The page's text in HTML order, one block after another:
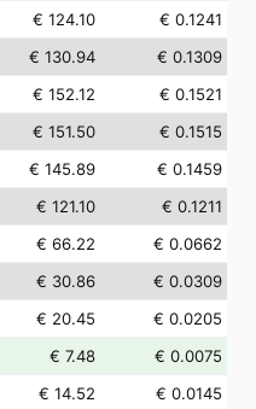
€ 124.10
€ 0.1241
€ 130.94
€ 0.1309
€ 152.12
€ 0.1521
€ 151.50
€ 0.1515
€ 145.89
€ 0.1459
€ 121.10
€ 0.1211
€ 66.22
€ 0.0662
€ 30.86
€ 0.0309
€ 20.45
€ 0.0205
€ 7.48
€ 0.0075
€ 14.52
€ 0.0145